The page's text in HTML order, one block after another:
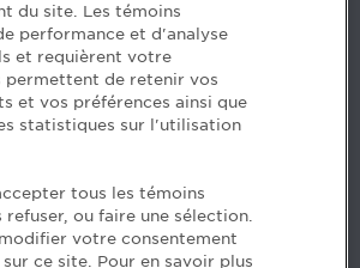
Faites appel à notre équipe >
de l’Ordre dans votre carrière? Voyez
>
CPA
du site. Les témoins
performance et d'analyse
et requièrent votre
permettent de retenir vos
et vos préférences ainsi que
statistiques sur l'utilisation
tous les témoins
refuser, ou faire une sélection.
votre consentement
ce site. Pour en savoir plus